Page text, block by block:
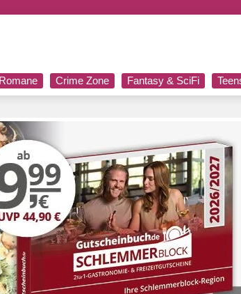
Crime Zone Fantasy & SciFi